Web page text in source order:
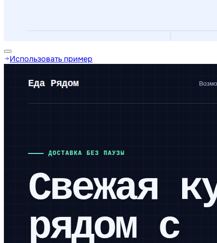
Использовать пример